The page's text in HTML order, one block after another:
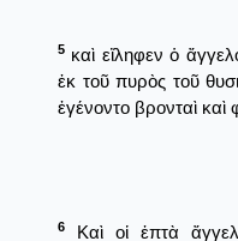
5 καὶ εἴληφεν ὁ
ἐκ τοῦ πυρὸς τοῦ
ἐγένοντο βρονταὶ καὶ
6 Καὶ οἱ ἑπτὰ